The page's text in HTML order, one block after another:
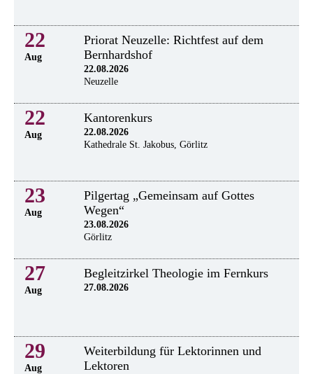
22
Aug
Priorat Neuzelle: Richtfest auf dem
Bernhardshof
22.08.2026
Neuzelle
22
Aug
Kantorenkurs
22.08.2026
Kathedrale St. Jakobus, Görlitz
23
Aug
Pilgertag „Gemeinsam auf Gottes
Wegen“
23.08.2026
Görlitz
27
Aug
Begleitzirkel Theologie im Fernkurs
27.08.2026
29
Aug
Weiterbildung für Lektorinnen und
Lektoren